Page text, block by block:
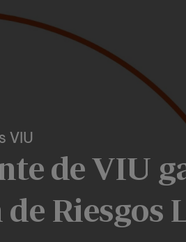
VIU
de VIU
Riesgos